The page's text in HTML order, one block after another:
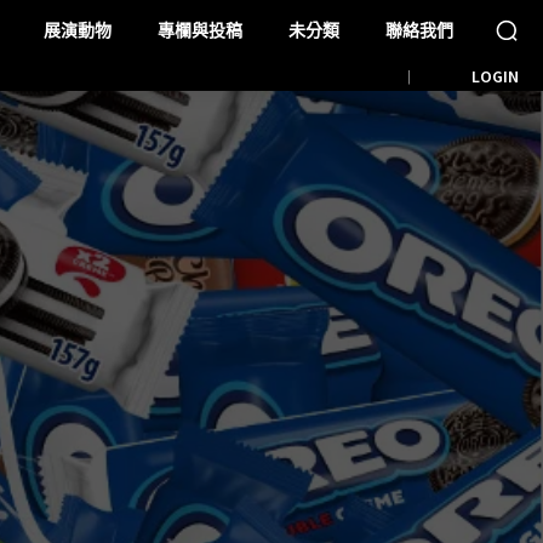
展演動物 專欄與投稿 未分類 聯絡我們
LOGIN